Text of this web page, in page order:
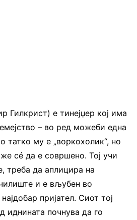
Гилкрист) е тинејџер кој има
– во ред можеби една
татко му е „воркохолик“, но
сé да е совршено. Тој учи
треба да аплицира на
и е вљубен во
пријател. Сиот тој
иднината почнува да го